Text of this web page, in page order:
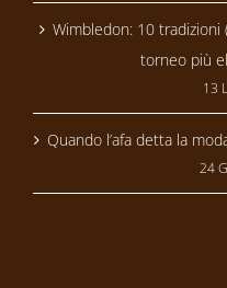
Wimbledon: 10
torneo più
13
Quando l’afa detta la
24